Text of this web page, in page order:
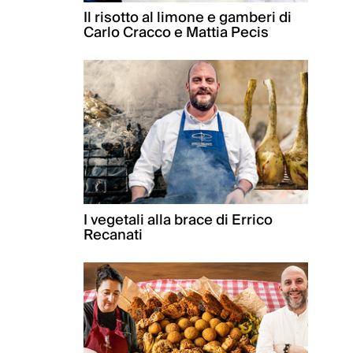
Il risotto al limone e gamberi di
Carlo Cracco e Mattia Pecis
I vegetali alla brace di Errico
Recanati